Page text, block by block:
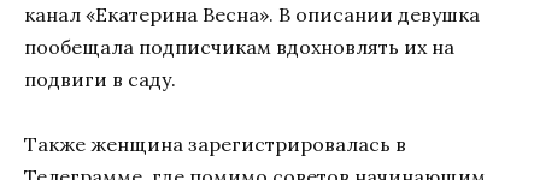
канал «Екатерина Весна». В описании девушка
пообещала подписчикам вдохновлять их на
подвиги в саду.
Также женщина зарегистрировалась в